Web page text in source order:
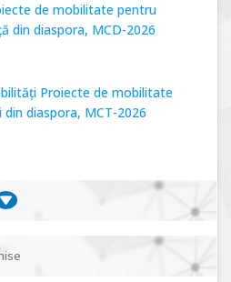
de mobilitate pentru
din diaspora, MCD-2026
Proiecte de mobilitate
diaspora, MCT-2026
Complexe de Cercetare de